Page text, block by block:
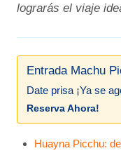
lograrás el viaje
Entrada Machu
Date prisa ¡Ya se
Reserva Ahora!
Huayna Picchu: